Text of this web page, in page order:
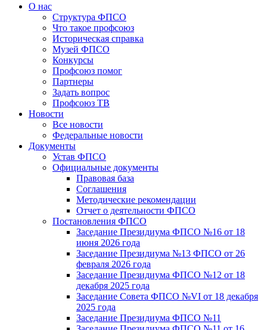
О нас
Структура ФПСО
Что такое профсоюз
Историческая справка
Музей ФПСО
Конкурсы
Профсоюз помог
Партнеры
Задать вопрос
Профсоюз ТВ
Новости
Все новости
Федеральные новости
Документы
Устав ФПСО
Официальные документы
Правовая база
Соглашения
Методические рекомендации
Отчет о деятельности ФПСО
Постановления ФПСО
Заседание Президиума ФПСО №16 от 18
июня 2026 года
Заседание Президиума №13 ФПСО от 26
февраля 2026 года
Заседание Президиума ФПСО №12 от 18
декабря 2025 года
Заседание Совета ФПСО №VI от 18 декабря
2025 года
Заседание Президиума ФПСО №11